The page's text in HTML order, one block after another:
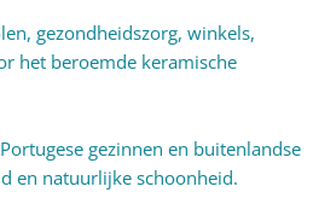
gezondheidszorg, winkels,
het beroemde keramische
gezinnen en buitenlandse
en natuurlijke schoonheid.